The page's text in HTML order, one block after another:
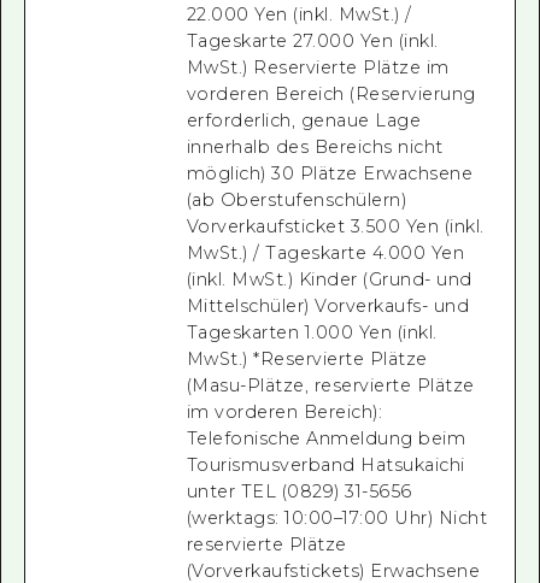
22.000 Yen (inkl. MwSt.) /
Tageskarte 27.000 Yen (inkl.
MwSt.) Reservierte Plätze im
vorderen Bereich (Reservierung
erforderlich, genaue Lage
innerhalb des Bereichs nicht
möglich) 30 Plätze Erwachsene
(ab Oberstufenschülern)
Vorverkaufsticket 3.500 Yen (inkl.
MwSt.) / Tageskarte 4.000 Yen
(inkl. MwSt.) Kinder (Grund- und
Mittelschüler) Vorverkaufs- und
Tageskarten 1.000 Yen (inkl.
MwSt.) *Reservierte Plätze
(Masu-Plätze, reservierte Plätze
im vorderen Bereich):
Telefonische Anmeldung beim
Tourismusverband Hatsukaichi
unter TEL (0829) 31-5656
(werktags: 10:00–17:00 Uhr) Nicht
reservierte Plätze
(Vorverkaufstickets) Erwachsene